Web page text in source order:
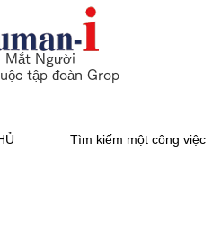
Mắt Người
tập đoàn Grop
Tìm kiếm một công việc